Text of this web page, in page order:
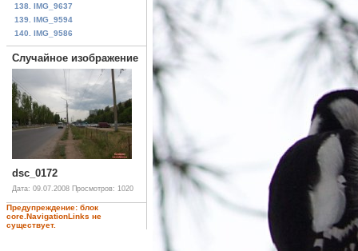
138. IMG_9637
139. IMG_9594
140. IMG_9586
Случайное изображение
dsc_0172
Дата: 09.07.2008 Просмотров: 1020
Предупреждение: блок
core.NavigationLinks не
существует.